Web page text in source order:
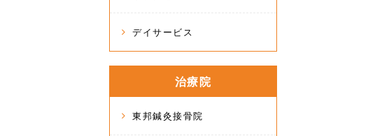
デイサービス
治療院
東邦鍼灸接骨院